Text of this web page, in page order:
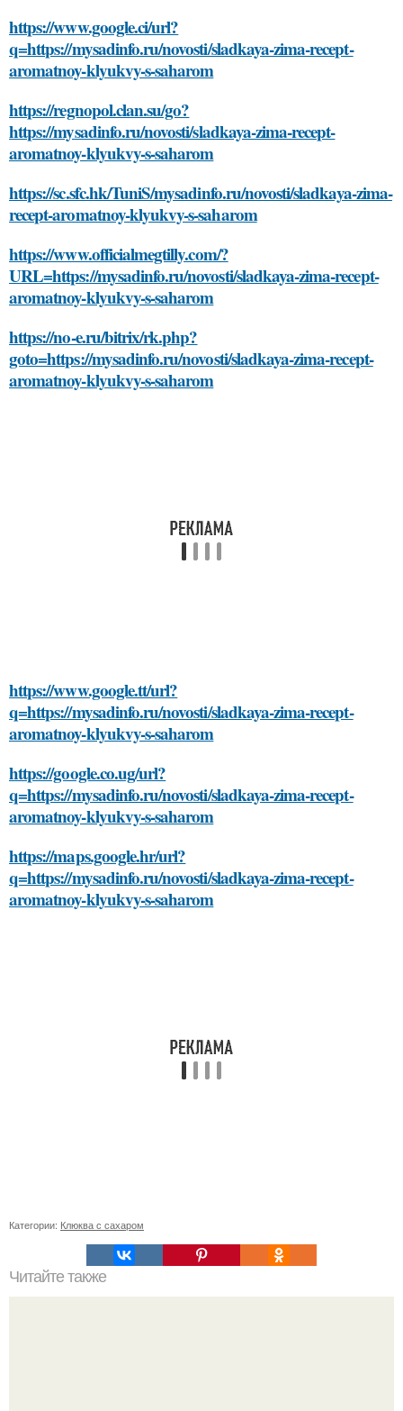
https://www.google.ci/url?
q=https://mysadinfo.ru/novosti/sladkaya-zima-recept-
aromatnoy-klyukvy-s-saharom
https://regnopol.clan.su/go?
https://mysadinfo.ru/novosti/sladkaya-zima-recept-
aromatnoy-klyukvy-s-saharom
https://sc.sfc.hk/TuniS/mysadinfo.ru/novosti/sladkaya-zima-
recept-aromatnoy-klyukvy-s-saharom
https://www.officialmegtilly.com/?
URL=https://mysadinfo.ru/novosti/sladkaya-zima-recept-
aromatnoy-klyukvy-s-saharom
https://no-e.ru/bitrix/rk.php?
goto=https://mysadinfo.ru/novosti/sladkaya-zima-recept-
aromatnoy-klyukvy-s-saharom
https://www.google.tt/url?
q=https://mysadinfo.ru/novosti/sladkaya-zima-recept-
aromatnoy-klyukvy-s-saharom
https://google.co.ug/url?
q=https://mysadinfo.ru/novosti/sladkaya-zima-recept-
aromatnoy-klyukvy-s-saharom
https://maps.google.hr/url?
q=https://mysadinfo.ru/novosti/sladkaya-zima-recept-
aromatnoy-klyukvy-s-saharom
Категории: Клюква с сахаром
Читайте также